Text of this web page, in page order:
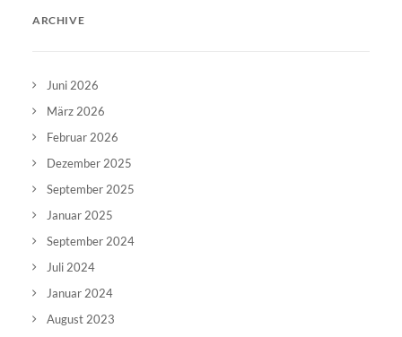
ARCHIVE
Juni 2026
März 2026
Februar 2026
Dezember 2025
September 2025
Januar 2025
September 2024
Juli 2024
Januar 2024
August 2023